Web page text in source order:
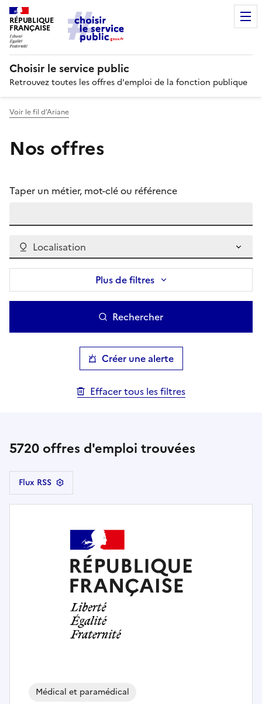
RÉPUBLIQUE
FRANÇAISE
Choisir le service public
Retrouvez toutes les offres d'emploi de la fonction publique
Voir le fil d’Ariane
Nos offres
Taper un métier, mot-clé ou référence
Localisation
Plus de filtres
Rechercher
Créer une alerte
Effacer tous les filtres
5720 offres d'emploi trouvées
Flux RSS
Médical et paramédical